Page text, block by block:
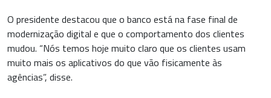
O presidente destacou que o banco está na fase final de
modernização digital e que o comportamento dos clientes
mudou. “Nós temos hoje muito claro que os clientes usam
muito mais os aplicativos do que vão fisicamente às
agências”, disse.